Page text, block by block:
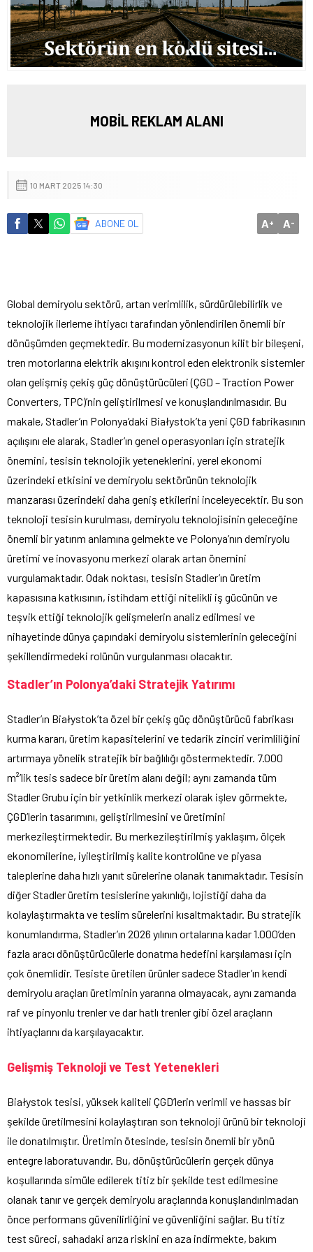
MOBİL REKLAM ALANI
10 MART 2025 14:30
ABONE OL A+ A-
Global demiryolu sektörü, artan verimlilik, sürdürülebilirlik ve
teknolojik ilerleme ihtiyacı tarafından yönlendirilen önemli bir
dönüşümden geçmektedir. Bu modernizasyonun kilit bir bileşeni,
tren motorlarına elektrik akışını kontrol eden elektronik sistemler
olan gelişmiş çekiş güç dönüştürücüleri (ÇGD – Traction Power
Converters, TPC)’nin geliştirilmesi ve konuşlandırılmasıdır. Bu
makale, Stadler’ın Polonya’daki Białystok’ta yeni ÇGD fabrikasının
açılışını ele alarak, Stadler’ın genel operasyonları için stratejik
önemini, tesisin teknolojik yeteneklerini, yerel ekonomi
üzerindeki etkisini ve demiryolu sektörünün teknolojik
manzarası üzerindeki daha geniş etkilerini inceleyecektir. Bu son
teknoloji tesisin kurulması, demiryolu teknolojisinin geleceğine
önemli bir yatırım anlamına gelmekte ve Polonya’nın demiryolu
üretimi ve inovasyonu merkezi olarak artan önemini
vurgulamaktadır. Odak noktası, tesisin Stadler’ın üretim
kapasısına katkısının, istihdam ettiği nitelikli iş gücünün ve
teşvik ettiği teknolojik gelişmelerin analiz edilmesi ve
nihayetinde dünya çapındaki demiryolu sistemlerinin geleceğini
şekillendirmedeki rolünün vurgulanması olacaktır.
Stadler’ın Polonya’daki Stratejik Yatırımı
Stadler’ın Białystok’ta özel bir çekiş güç dönüştürücü fabrikası
kurma kararı, üretim kapasitelerini ve tedarik zinciri verimliliğini
artırmaya yönelik stratejik bir bağlılığı göstermektedir. 7.000
m²’lik tesis sadece bir üretim alanı değil; aynı zamanda tüm
Stadler Grubu için bir yetkinlik merkezi olarak işlev görmekte,
ÇGD’lerin tasarımını, geliştirilmesini ve üretimini
merkezileştirmektedir. Bu merkezileştirilmiş yaklaşım, ölçek
ekonomilerine, iyileştirilmiş kalite kontrolüne ve piyasa
taleplerine daha hızlı yanıt sürelerine olanak tanımaktadır. Tesisin
diğer Stadler üretim tesislerine yakınlığı, lojistiği daha da
kolaylaştırmakta ve teslim sürelerini kısaltmaktadır. Bu stratejik
konumlandırma, Stadler’ın 2026 yılının ortalarına kadar 1.000’den
fazla aracı dönüştürücülerle donatma hedefini karşılaması için
çok önemlidir. Tesiste üretilen ürünler sadece Stadler’ın kendi
demiryolu araçları üretiminin yararına olmayacak, aynı zamanda
raf ve pinyonlu trenler ve dar hatlı trenler gibi özel araçların
ihtiyaçlarını da karşılayacaktır.
Gelişmiş Teknoloji ve Test Yetenekleri
Białystok tesisi, yüksek kaliteli ÇGD’lerin verimli ve hassas bir
şekilde üretilmesini kolaylaştıran son teknoloji ürünü bir teknoloji
ile donatılmıştır. Üretimin ötesinde, tesisin önemli bir yönü
entegre laboratuvarıdır. Bu, dönüştürücülerin gerçek dünya
koşullarında simüle edilerek titiz bir şekilde test edilmesine
olanak tanır ve gerçek demiryolu araçlarında konuşlandırılmadan
önce performans güvenilirliğini ve güvenliğini sağlar. Bu titiz
test süreci, sahadaki arıza riskini en aza indirmekte, bakım